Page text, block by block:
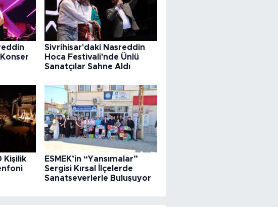
Sivrihisar'daki Nasreddin
Hoca Festivali'nde Ünlü
Sanatçılar Sahne Aldı
Kişilik
ESMEK’in “Yansımalar”
Sergisi Kırsal İlçelerde
Sanatseverlerle Buluşuyor